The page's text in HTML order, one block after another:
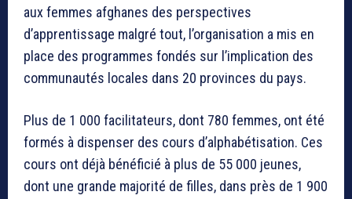
aux femmes afghanes des perspectives
d’apprentissage malgré tout, l’organisation a mis en
place des programmes fondés sur l’implication des
communautés locales dans 20 provinces du pays.
Plus de 1 000 facilitateurs, dont 780 femmes, ont été
formés à dispenser des cours d’alphabétisation. Ces
cours ont déjà bénéficié à plus de 55 000 jeunes,
dont une grande majorité de filles, dans près de 1 900